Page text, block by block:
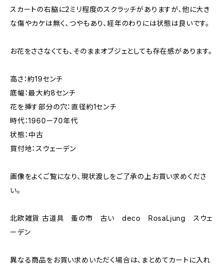
スカートの右脇に2ミリ程度のスクラッチがありますが、他に大き
な傷やカケは無く、つやもあり、経年のわりには状態は良いです。
お花をささなくても、そのままオブジェとしても存在感があります。
高さ：約19センチ
底幅：最大約8センチ
花を挿す部分の穴：直径約1センチ
時代：1960ー70年代
状態：中古
買付地：スウェーデン
画像をよくご覧になり、現状渡しをご了承の上お買い求めくださ
い。
北欧雑貨 古道具 蚤の市 古い deco RosaLjung スウェ
ーデン
異なる商品をお買い求めいただく場合は、まとめてカートに入れ